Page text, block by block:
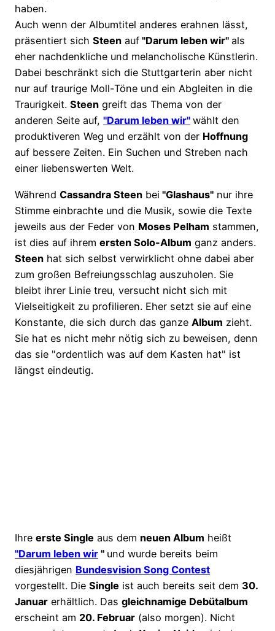
haben.
Auch wenn der Albumtitel anderes erahnen lässt,
präsentiert sich Steen auf "Darum leben wir" als
eher nachdenkliche und melancholische Künstlerin.
Dabei beschränkt sich die Stuttgarterin aber nicht
nur auf traurige Moll-Töne und ein Abgleiten in die
Traurigkeit. Steen greift das Thema von der
anderen Seite auf, "Darum leben wir" wählt den
produktiveren Weg und erzählt von der Hoffnung
auf bessere Zeiten. Ein Suchen und Streben nach
einer liebenswerten Welt.
Während Cassandra Steen bei "Glashaus" nur ihre
Stimme einbrachte und die Musik, sowie die Texte
jeweils aus der Feder von Moses Pelham stammen,
ist dies auf ihrem ersten Solo-Album ganz anders.
Steen hat sich selbst verwirklicht ohne dabei aber
zum großen Befreiungsschlag auszuholen. Sie
bleibt ihrer Linie treu, versucht nicht sich mit
Vielseitigkeit zu profilieren. Eher setzt sie auf eine
Konstante, die sich durch das ganze Album zieht.
Sie hat es nicht mehr nötig sich zu beweisen, denn
das sie "ordentlich was auf dem Kasten hat" ist
längst eindeutig.
Ihre erste Single aus dem neuen Album heißt
"Darum leben wir " und wurde bereits beim
diesjährigen Bundesvision Song Contest
vorgestellt. Die Single ist auch bereits seit dem 30.
Januar erhältlich. Das gleichnamige Debütalbum
erscheint am 20. Februar (also morgen). Nicht